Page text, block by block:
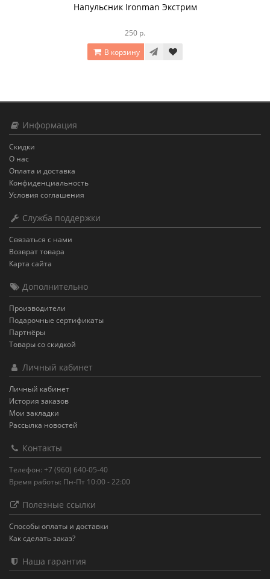
Напульсник Ironman Экстрим
250 р.
В корзину
Информация
Скидки
О нас
Оплата и доставка
Конфиденциальность
Условия соглашения
Служба поддержки
Связаться с нами
Возврат товара
Карта сайта
Дополнительно
Производители
Подарочные сертификаты
Партнёры
Товары со скидкой
Личный кабинет
Личный кабинет
История заказов
Мои закладки
Рассылка новостей
Контакты
Телефон: +7 (960) 640-05-40
Время работы: Пн-Пт 10:00 - 22:00
Полезные ссылки
Способы оплаты и доставки
Как сделать заказ?
Наша гарантия